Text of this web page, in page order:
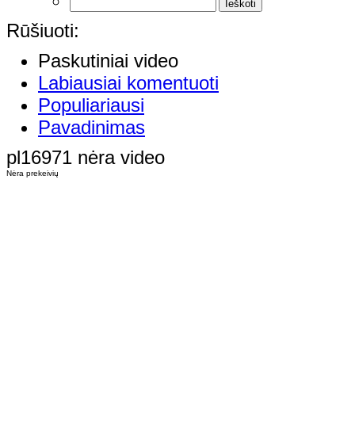
Rūšiuoti:
Paskutiniai video
Labiausiai komentuoti
Populiariausi
Pavadinimas
pl16971 nėra video
Nėra prekeivių